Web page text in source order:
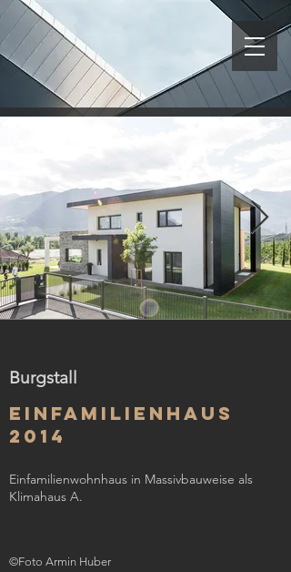
Burgstall
Einfamilienhaus
2014
Einfamilienwohnhaus in Massivbauweise als
Klimahaus A.
©Foto Armin Huber